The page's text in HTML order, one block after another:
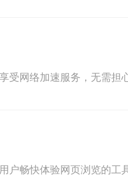
受网络加速服务，无需担
户畅快体验网页浏览的